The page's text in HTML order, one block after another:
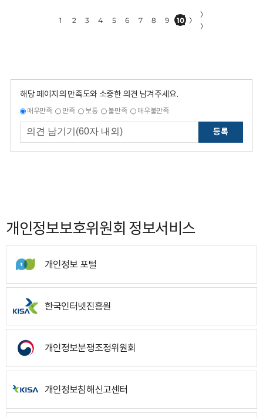
1 2 3 4 5 6 7 8 9 10 〉
〉
〉
해당 페이지의 만족도와 소중한 의견 남겨주세요.
매우만족 만족 보통 불만족 매우불만족
등록
개인정보보호위원회 정보서비스
개인정보 포털
한국인터넷진흥원
개인정보분쟁조정위원회
개인정보침해신고센터